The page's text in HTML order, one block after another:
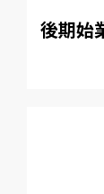
後期始